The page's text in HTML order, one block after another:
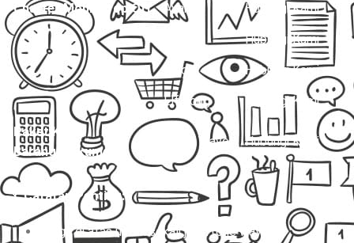
Charter Mobil Drop Off Avanza Hubungi Kami
Hubungi Kami
Hiace Hubungi Kami
Elf Long Hubungi Kami
Paket Kilat
Barang/Dokumen
Mobil Travel Hubungi Kami
📌Catatan Penting:
Harga di atas untuk sekali jalan (one way).